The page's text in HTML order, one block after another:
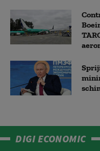
DIGI ECONOMIC